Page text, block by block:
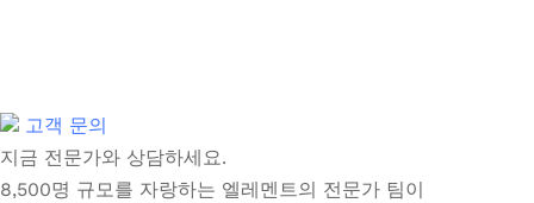
고객 문의
지금 전문가와 상담하세요.
8,500명 규모를 자랑하는 엘레멘트의 전문가 팀이